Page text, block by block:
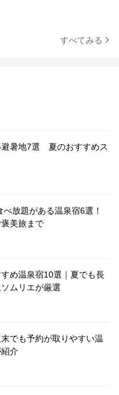
すべてみる
避暑地7選 夏のおすすめス
べ放題がある温泉宿6選！
美旅まで
め温泉宿10選｜夏でも長
ムリエが厳選
でも予約が取りやすい温
介